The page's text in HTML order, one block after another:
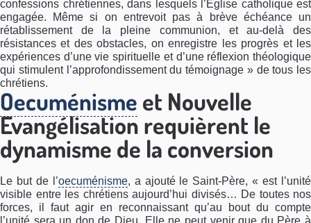
confessions chrétiennes, dans lesquels l’Eglise catholique est
engagée. Même si on entrevoit pas à brève échéance un
rétablissement de la pleine communion, et au-delà des
résistances et des obstacles, on enregistre les progrès et les
expériences d’une vie spirituelle et d’une réflexion théologique
qui stimulent l’approfondissement du témoignage » de tous les
chrétiens.
Oecuménisme et Nouvelle
Evangélisation requièrent le
dynamisme de la conversion
Le but de l’oecuménisme, a ajouté le Saint-Père, « est l’unité
visible entre les chrétiens aujourd’hui divisés… De toutes nos
forces, il faut agir en reconnaissant qu’au bout du compte